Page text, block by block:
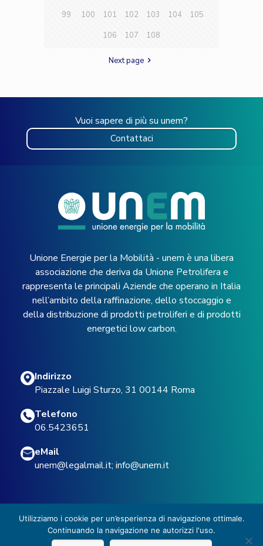
99
100 101 102 103 104
105
106
107 108
Next page
Vuoi sapere di più su unem?
Contattaci
Unione Energie per la Mobilità - unem è una libera
associazione che deriva da Unione Petrolifera e
rappresenta le principali Aziende che operano in Italia
nell’ambito della raffinazione, dello stoccaggio e
della distribuzione di prodotti petroliferi e di prodotti
energetici low carbon.
Indirizzo
Piazzale Luigi Sturzo, 31 00144 Roma
Telefono
06.5423651
eMail
unem@legalmail.it; info@unem.it
© 2022 UNEM -Privacy Policy
Utilizziamo i cookie per un’esperienza di navigazione ottimale.
Continuando la navigazione ne autorizzi l'uso.